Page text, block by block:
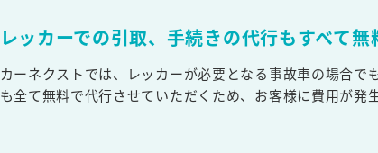
レッカーでの引取、手続きの代行もすべて
カーネクストでは、レッカーが必要となる事故車の場合
も全て無料で代行させていただくため、お客様に費用が発